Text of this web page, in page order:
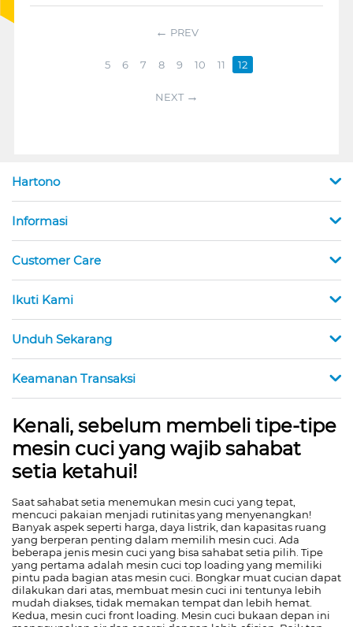
PREV
5 6 7 8 9 10 11 12
NEXT
Hartono
Informasi
Customer Care
Ikuti Kami
Unduh Sekarang
Keamanan Transaksi
Kenali, sebelum membeli tipe-tipe
mesin cuci yang wajib sahabat
setia ketahui!
Saat sahabat setia menemukan mesin cuci yang tepat,
mencuci pakaian menjadi rutinitas yang menyenangkan!
Banyak aspek seperti harga, daya listrik, dan kapasitas ruang
yang berperan penting dalam memilih mesin cuci. Ada
beberapa jenis mesin cuci yang bisa sahabat setia pilih. Tipe
yang pertama adalah mesin cuci top loading yang memiliki
pintu pada bagian atas mesin cuci. Bongkar muat cucian dapat
dilakukan dari atas, membuat mesin cuci ini tentunya lebih
mudah diakses, tidak memakan tempat dan lebih hemat.
Kedua, mesin cuci front loading. Mesin cuci bukaan depan ini